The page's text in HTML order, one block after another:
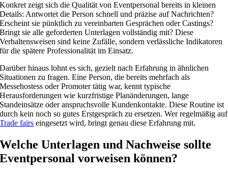
Konkret zeigt sich die Qualität von Eventpersonal bereits in kleinen
Details: Antwortet die Person schnell und präzise auf Nachrichten?
Erscheint sie pünktlich zu vereinbarten Gesprächen oder Castings?
Bringt sie alle geforderten Unterlagen vollständig mit? Diese
Verhaltensweisen sind keine Zufälle, sondern verlässliche Indikatoren
für die spätere Professionalität im Einsatz.
Darüber hinaus lohnt es sich, gezielt nach Erfahrung in ähnlichen
Situationen zu fragen. Eine Person, die bereits mehrfach als
Messehostess oder Promoter tätig war, kennt typische
Herausforderungen wie kurzfristige Planänderungen, lange
Standeinsätze oder anspruchsvolle Kundenkontakte. Diese Routine ist
durch kein noch so gutes Erstgespräch zu ersetzen. Wer regelmäßig auf
Trade fairs eingesetzt wird, bringt genau diese Erfahrung mit.
Welche Unterlagen und Nachweise sollte
Eventpersonal vorweisen können?